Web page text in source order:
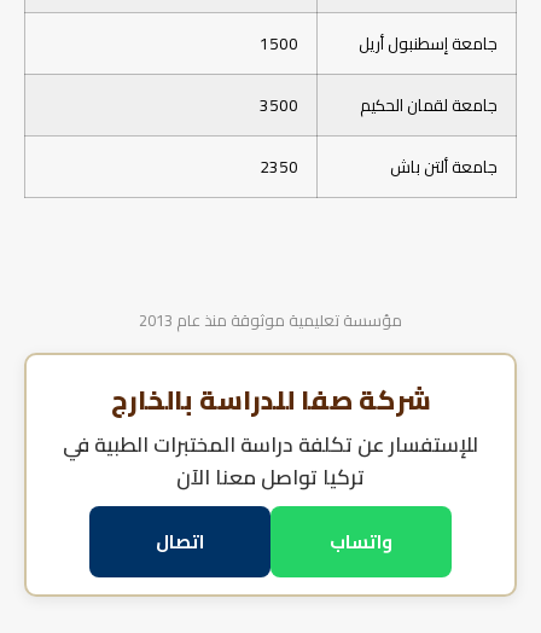
جامعة إسطنبول أريل
1500
جامعة لقمان الحكيم
3500
جامعة ألتن باش
2350
مؤسسة تعليمية موثوقة منذ عام 2013
شركة صفا للدراسة بالخارج
للإستفسار عنتكلفة دراسة المختبرات الطبية في
تركياتواصل معنا الآن
واتساب اتصال